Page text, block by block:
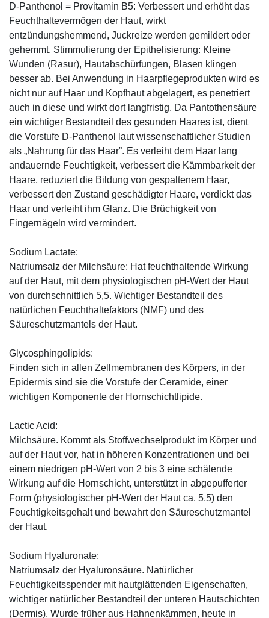
D-Panthenol = Provitamin B5: Verbessert und erhöht das
Feuchthaltevermögen der Haut, wirkt
entzündungshemmend, Juckreize werden gemildert oder
gehemmt. Stimmulierung der Epithelisierung: Kleine
Wunden (Rasur), Hautabschürfungen, Blasen klingen
besser ab. Bei Anwendung in Haarpflegeprodukten wird es
nicht nur auf Haar und Kopfhaut abgelagert, es penetriert
auch in diese und wirkt dort langfristig. Da Pantothensäure
ein wichtiger Bestandteil des gesunden Haares ist, dient
die Vorstufe D-Panthenol laut wissenschaftlicher Studien
als „Nahrung für das Haar”. Es verleiht dem Haar lang
andauernde Feuchtigkeit, verbessert die Kämmbarkeit der
Haare, reduziert die Bildung von gespaltenem Haar,
verbessert den Zustand geschädigter Haare, verdickt das
Haar und verleiht ihm Glanz. Die Brüchigkeit von
Fingernägeln wird vermindert.
Sodium Lactate:
Natriumsalz der Milchsäure: Hat feuchthaltende Wirkung
auf der Haut, mit dem physiologischen pH-Wert der Haut
von durchschnittlich 5,5. Wichtiger Bestandteil des
natürlichen Feuchthaltefaktors (NMF) und des
Säureschutzmantels der Haut.
Glycosphingolipids:
Finden sich in allen Zellmembranen des Körpers, in der
Epidermis sind sie die Vorstufe der Ceramide, einer
wichtigen Komponente der Hornschichtlipide.
Lactic Acid:
Milchsäure. Kommt als Stoffwechselprodukt im Körper und
auf der Haut vor, hat in höheren Konzentrationen und bei
einem niedrigen pH-Wert von 2 bis 3 eine schälende
Wirkung auf die Hornschicht, unterstützt in abgepufferter
Form (physiologischer pH-Wert der Haut ca. 5,5) den
Feuchtigkeitsgehalt und bewahrt den Säureschutzmantel
der Haut.
Sodium Hyaluronate:
Natriumsalz der Hyaluronsäure. Natürlicher
Feuchtigkeitsspender mit hautglättenden Eigenschaften,
wichtiger natürlicher Bestandteil der unteren Hautschichten
(Dermis). Wurde früher aus Hahnenkämmen, heute in